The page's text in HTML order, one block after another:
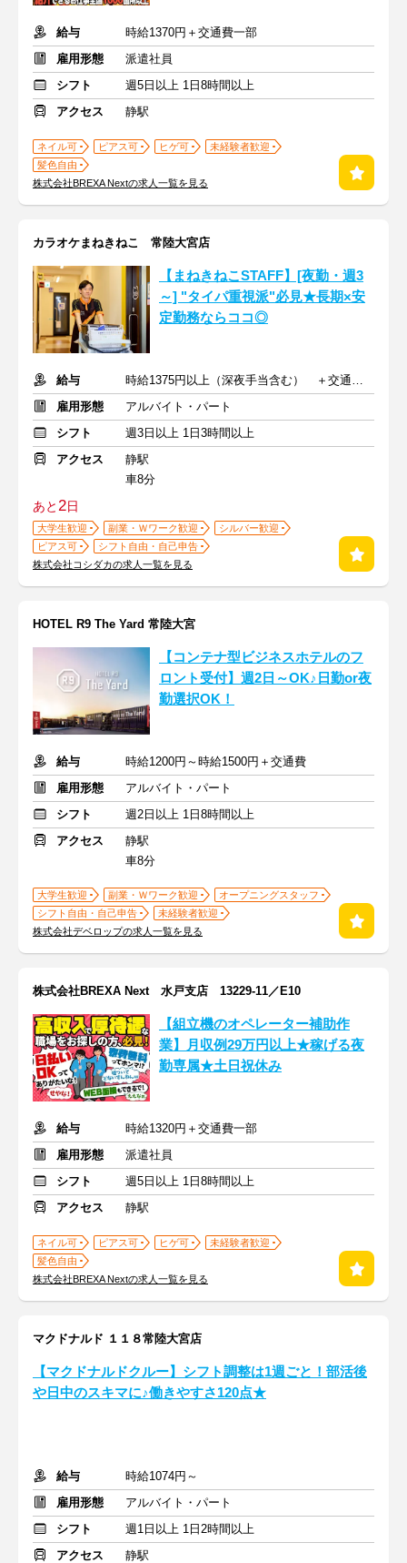
給与
時給1370円＋交通費一部
雇用形態
派遣社員
シフト
週5日以上 1日8時間以上
アクセス
静駅
ネイル可 ピアス可 ヒゲ可
未経験者歓迎
髪色自由
株式会社BREXA Nextの求人一覧を見る
カラオケまねきねこ 常陸大宮店
【まねきねこSTAFF】[夜勤・週3
～] "タイパ重視派"必見★長期×安
定勤務ならココ◎
給与
時給1375円以上（深夜手当含む） ＋交通費支給
雇用形態
アルバイト・パート
シフト
週3日以上 1日3時間以上
アクセス
静駅
車8分
あと2日
大学生歓迎 副業・Ｗワーク歓迎
シルバー歓迎
ピアス可
シフト自由・自己申告
株式会社コシダカの求人一覧を見る
HOTEL R9 The Yard 常陸大宮
【コンテナ型ビジネスホテルのフ
ロント受付】週2日～OK♪日勤or夜
勤選択OK！
給与
時給1200円～時給1500円＋交通費
雇用形態
アルバイト・パート
シフト
週2日以上 1日8時間以上
アクセス
静駅
車8分
大学生歓迎 副業・Ｗワーク歓迎
オープニングスタッフ
シフト自由・自己申告
未経験者歓迎
株式会社デベロップの求人一覧を見る
株式会社BREXA Next 水戸支店 13229-11／E10
【組立機のオペレーター補助作
業】月収例29万円以上★稼げる夜
勤専属★土日祝休み
給与
時給1320円＋交通費一部
雇用形態
派遣社員
シフト
週5日以上 1日8時間以上
アクセス
静駅
ネイル可 ピアス可 ヒゲ可
未経験者歓迎
髪色自由
株式会社BREXA Nextの求人一覧を見る
マクドナルド １１８常陸大宮店
【マクドナルドクルー】シフト調整は1週ごと！部活後
や日中のスキマに♪働きやすさ120点★
給与
時給1074円～
雇用形態
アルバイト・パート
シフト
週1日以上 1日2時間以上
アクセス
静駅